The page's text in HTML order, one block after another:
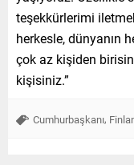
teşekkürlerimi
herkesle, dünyanın
çok az kişiden
kişisiniz.”
Cumhurbaşkanı,